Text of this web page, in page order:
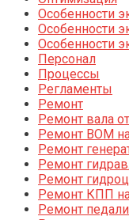
Особенности
Особенности
Особенности
Персонал
Процессы
Регламенты
Ремонт
Ремонт вала
Ремонт ВОМ на
Ремонт
Ремонт
Ремонт
Ремонт КПП
Ремонт